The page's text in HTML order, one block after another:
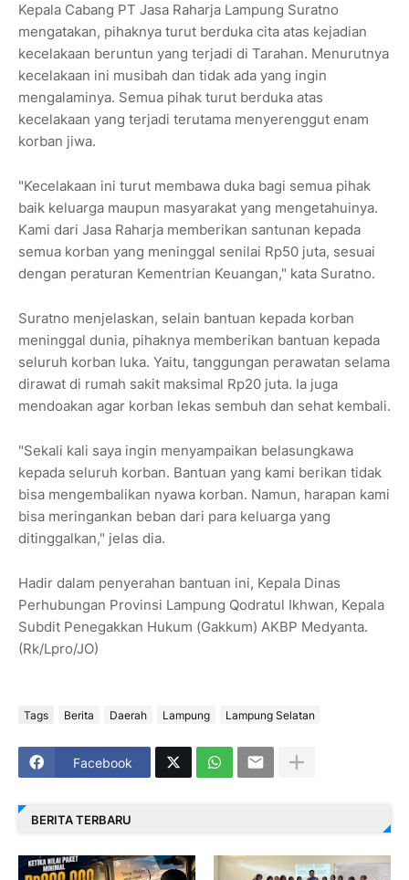
Kepala Cabang PT Jasa Raharja Lampung Suratno
mengatakan, pihaknya turut berduka cita atas kejadian
kecelakaan beruntun yang terjadi di Tarahan. Menurutnya
kecelakaan ini musibah dan tidak ada yang ingin
mengalaminya. Semua pihak turut berduka atas
kecelakaan yang terjadi terutama menyerenggut enam
korban jiwa.
"Kecelakaan ini turut membawa duka bagi semua pihak
baik keluarga maupun masyarakat yang mengetahuinya.
Kami dari Jasa Raharja memberikan santunan kepada
semua korban yang meninggal senilai Rp50 juta, sesuai
dengan peraturan Kementrian Keuangan," kata Suratno.
Suratno menjelaskan, selain bantuan kepada korban
meninggal dunia, pihaknya memberikan bantuan kepada
seluruh korban luka. Yaitu, tanggungan perawatan selama
dirawat di rumah sakit maksimal Rp20 juta. Ia juga
mendoakan agar korban lekas sembuh dan sehat kembali.
"Sekali kali saya ingin menyampaikan belasungkawa
kepada seluruh korban. Bantuan yang kami berikan tidak
bisa mengembalikan nyawa korban. Namun, harapan kami
bisa meringankan beban dari para keluarga yang
ditinggalkan," jelas dia.
Hadir dalam penyerahan bantuan ini, Kepala Dinas
Perhubungan Provinsi Lampung Qodratul Ikhwan, Kepala
Subdit Penegakkan Hukum (Gakkum) AKBP Medyanta.
(Rk/Lpro/JO)
Tags Berita Daerah Lampung Lampung Selatan
Facebook
BERITA TERBARU